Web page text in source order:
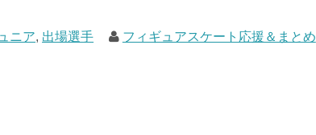
ニア, 出場選手 フィギュアスケート応援＆まとめ